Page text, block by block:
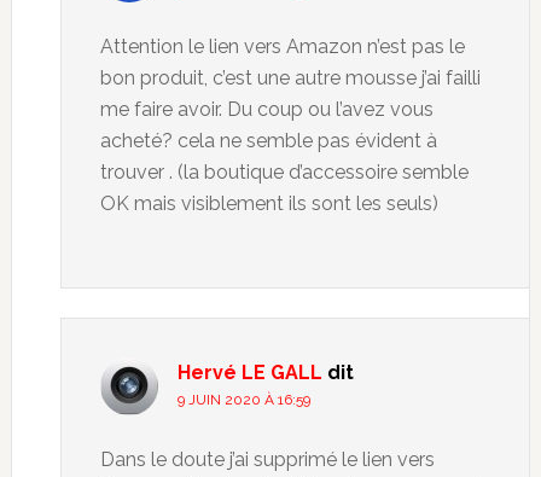
Attention le lien vers Amazon n’est pas le
bon produit, c’est une autre mousse j’ai failli
me faire avoir. Du coup ou l’avez vous
acheté? cela ne semble pas évident à
trouver . (la boutique d’accessoire semble
OK mais visiblement ils sont les seuls)
Hervé LE GALL dit
9 JUIN 2020 À 16:59
Dans le doute j’ai supprimé le lien vers